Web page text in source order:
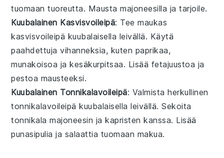
tuomaan tuoreutta. Maustamajoneesilla ja tarjoile.
Kuubalainen Kasvisvoileipä: Tee maukas
kasvisvoileipä kuubalaisella leivällä. Käytä
paahdettuja vihanneksia, kuten paprikaa,
munakoisoa jakesäkurpitsaa. Lisää fetajuustoa ja
pestoa mausteeksi.
Kuubalainen Tonnikalavoileipä: Valmista herkullinen
tonnikalavoileipä kuubalaisella leivällä. Sekoita
tonnikala majoneesin jakapristen kanssa. Lisää
punasipulia ja salaattia tuomaan makua.